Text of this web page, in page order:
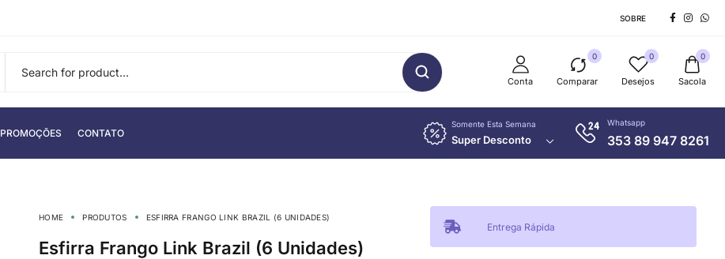
SOBRE
Conta
0
Comparar
0
Desejos
0
Sacola
PROMOÇÕES CONTATO
Somente Esta Semana
Super Desconto
Whatsapp
353 89 947 8261
HOME PRODUTOS ESFIRRA FRANGO LINK BRAZIL (6 UNIDADES)
Esfirra Frango Link Brazil (6 Unidades)
Entrega Rápida